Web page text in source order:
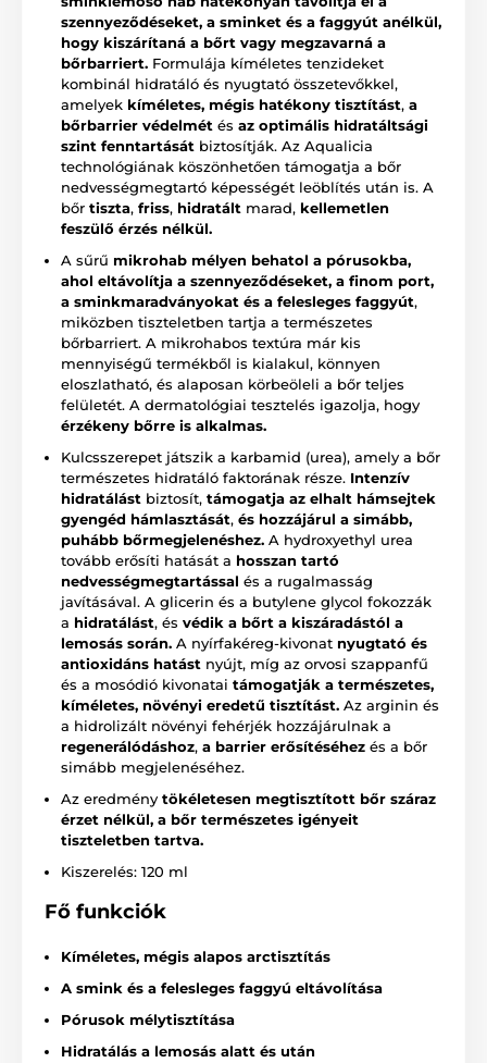
szennyeződéseket, a sminket és a faggyút anélkül,
hogy kiszárítaná a bőrt vagy megzavarná a
bőrbarriert. Formulája kíméletes tenzideket
kombinál hidratáló és nyugtató összetevőkkel,
amelyek kíméletes, mégis hatékony tisztítást, a
bőrbarrier védelmét és az optimális hidratáltsági
szint fenntartását biztosítják. Az Aqualicia
technológiának köszönhetően támogatja a bőr
nedvességmegtartó képességét leöblítés után is. A
bőr tiszta, friss, hidratált marad, kellemetlen
feszülő érzés nélkül.
A sűrű mikrohab mélyen behatol a pórusokba,
ahol eltávolítja a szennyeződéseket, a finom port,
a sminkmaradványokat és a felesleges faggyút,
miközben tiszteletben tartja a természetes
bőrbarriert. A mikrohabos textúra már kis
mennyiségű termékből is kialakul, könnyen
eloszlatható, és alaposan körbeöleli a bőr teljes
felületét. A dermatológiai tesztelés igazolja, hogy
érzékeny bőrre is alkalmas.
Kulcsszerepet játszik a karbamid (urea), amely a bőr
természetes hidratáló faktorának része. Intenzív
hidratálást biztosít, támogatja az elhalt hámsejtek
gyengéd hámlasztását, és hozzájárul a simább,
puhább bőrmegjelenéshez. A hydroxyethyl urea
tovább erősíti hatását a hosszan tartó
nedvességmegtartással és a rugalmasság
javításával. A glicerin és a butylene glycol fokozzák
a hidratálást, és védik a bőrt a kiszáradástól a
lemosás során. A nyírfakéreg-kivonat nyugtató és
antioxidáns hatást nyújt, míg az orvosi szappanfű
és a mosódió kivonatai támogatják a természetes,
kíméletes, növényi eredetű tisztítást. Az arginin és
a hidrolizált növényi fehérjék hozzájárulnak a
regenerálódáshoz, a barrier erősítéséhez és a bőr
simább megjelenéséhez.
Az eredmény tökéletesen megtisztított bőr száraz
érzet nélkül, a bőr természetes igényeit
tiszteletben tartva.
Kiszerelés: 120 ml
Fő funkciók
Kíméletes, mégis alapos arctisztítás
A smink és a felesleges faggyú eltávolítása
Pórusok mélytisztítása
Hidratálás a lemosás alatt és után